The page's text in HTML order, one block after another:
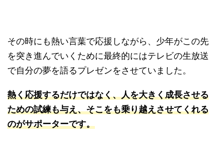
その時にも熱い言葉で応援しながら、少年がこの先
を突き進んでいくために最終的にはテレビの生放送
で自分の夢を語るプレゼンをさせていました。
熱く応援するだけではなく、人を大きく成長させる
ための試練も与え、そこをも乗り越えさせてくれる
のがサポーターです。